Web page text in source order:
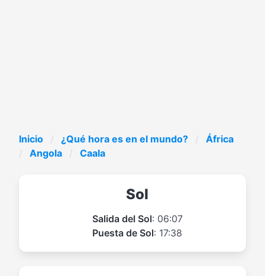
Inicio ¿Qué hora es en el mundo?
África
Angola
Caala
Sol
Salida del Sol: 06:07
Puesta de Sol: 17:38